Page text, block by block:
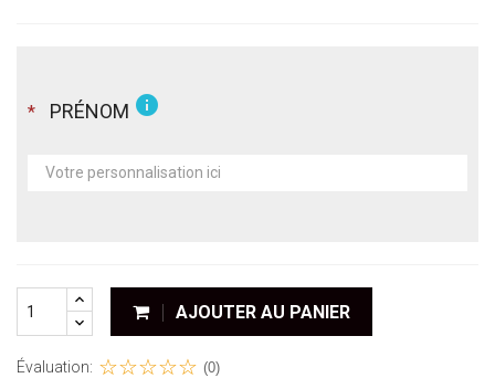
* PRÉNOM info
AJOUTER AU PANIER
Évaluation: (0)